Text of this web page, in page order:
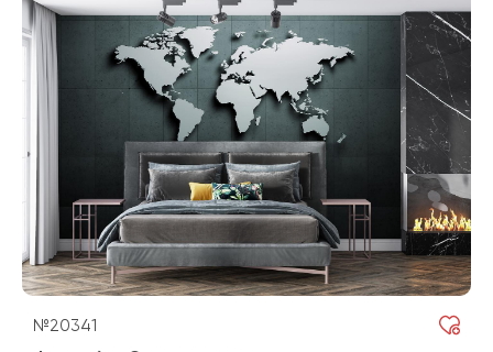
№20341